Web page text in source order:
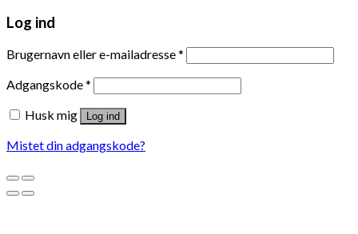
Log ind
Brugernavn eller e-mailadresse*
Adgangskode*
Husk mig
Log ind
Mistet din adgangskode?